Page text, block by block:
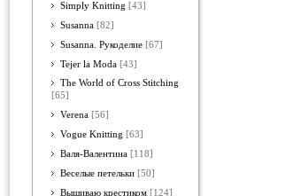
Simply Knitting [43]
Susanna [82]
Susanna. Рукоделие [67]
Tejer la Moda [43]
The World of Cross Stitching
[65]
Verena [56]
Vogue Knitting [63]
Валя-Валентина [118]
Веселые петельки [50]
Вышиваю крестиком [124]